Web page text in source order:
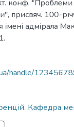
конф. "Проблеми
присвяч. 100-
імені адмірала
handle/
Кафедра